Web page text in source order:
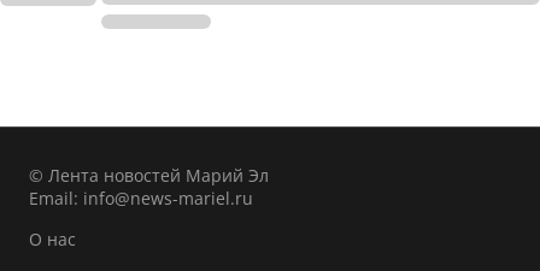
© Лента новостей Марий Эл
Email: info@news-mariel.ru
О нас